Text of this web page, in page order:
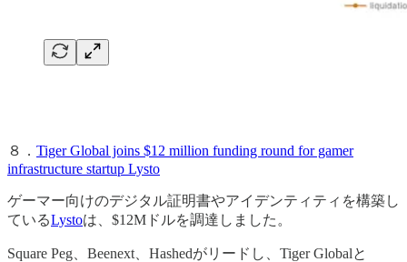
８． Tiger Global joins $12 million funding round for gamer
infrastructure startup Lysto
ゲーマー向けのデジタル証明書やアイデンティティを構築し
ているLystoは、$12Mドルを調達しました。
Square Peg、Beenext、Hashedがリードし、Tiger Globalと